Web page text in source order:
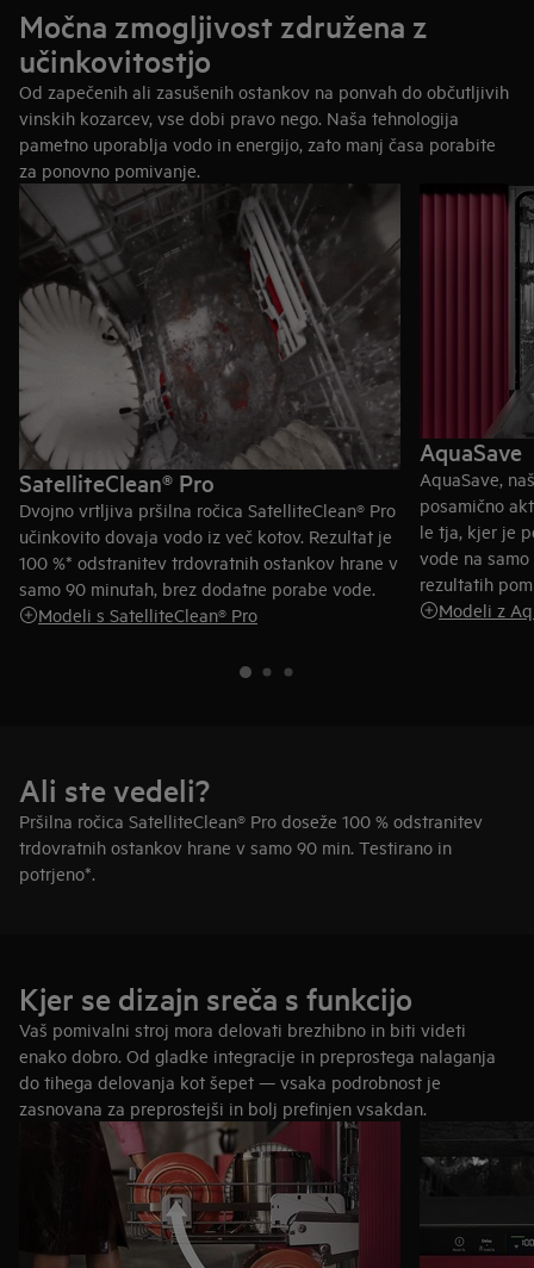
omogoča predhodno razvrščanje za lažje praznjenje. Spodaj
vam pusti tudi več prostora za posodo.
Dvodelna košara za pribor: hitro in prilagodljivo
Želite nalagati hitreje? Košara na spodnji košari omogoča, da
pribor preprosto odložite vanjo. Ko potrebujete več prostora za
ponev ali servirno skledo, lahko košaro za pribor razdelite na
dva manjša dela in ju postavite tja, kjer je prostor.
Odkrijte modele s predalom
Odkrijte modele s košaro
Močna zmogljivost združena z
učinkovitostjo
Od zapečenih ali zasušenih ostankov na ponvah do občutljivih
vinskih kozarcev, vse dobi pravo nego. Naša tehnologija
pametno uporablja vodo in energijo, zato manj časa porabite
za ponovno pomivanje.
SatelliteClean® Pro
Dvojno vrtljiva pršilna ročica SatelliteClean® Pro
učinkovito dovaja vodo iz več kotov. Rezultat je
100 %* odstranitev trdovratnih ostankov hrane v
samo 90 minutah, brez dodatne porabe vode.
Modeli s SatelliteClean® Pro
AquaSave
AquaSave,
posamično
le tja, kjer je
vode na
rezultatih
Modeli z
Ali ste vedeli?
Pršilna ročica SatelliteClean® Pro doseže 100 % odstranitev
trdovratnih ostankov hrane v samo 90 min. Testirano in
potrjeno*.
Kjer se dizajn sreča s funkcijo
Vaš pomivalni stroj mora delovati brezhibno in biti videti
enako dobro. Od gladke integracije in preprostega nalaganja
do tihega delovanja kot šepet — vsaka podrobnost je
zasnovana za preprostejši in bolj prefinjen vsakdan.